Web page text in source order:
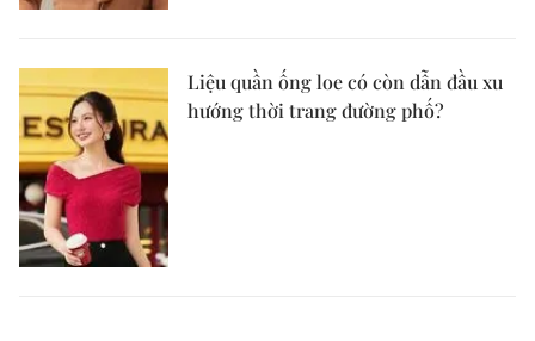
Liệu quần ống loe có còn dẫn đầu xu
hướng thời trang đường phố?